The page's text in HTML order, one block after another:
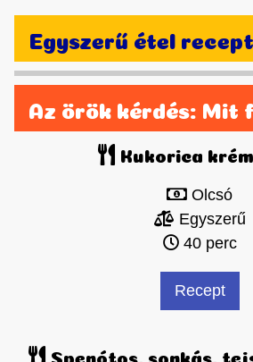
Egyszerű étel
Az örök kérdés: Mit
Kukorica
Olcsó
Egyszerű
40 perc
Recept
Spenótos, sonkás,